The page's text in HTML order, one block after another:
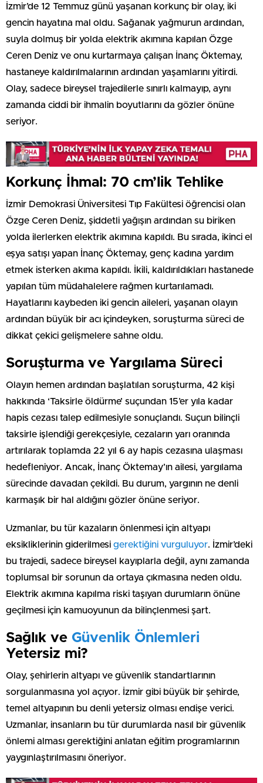
İzmir’de 12 Temmuz günü yaşanan korkunç bir olay, iki
gencin hayatına mal oldu. Sağanak yağmurun ardından,
suyla dolmuş bir yolda elektrik akımına kapılan Özge
Ceren Deniz ve onu kurtarmaya çalışan İnanç Öktemay,
hastaneye kaldırılmalarının ardından yaşamlarını yitirdi.
Olay, sadece bireysel trajedilerle sınırlı kalmayıp, aynı
zamanda ciddi bir ihmalin boyutlarını da gözler önüne
seriyor.
Korkunç İhmal: 70 cm’lik Tehlike
İzmir Demokrasi Üniversitesi Tıp Fakültesi öğrencisi olan
Özge Ceren Deniz, şiddetli yağışın ardından su biriken
yolda ilerlerken elektrik akımına kapıldı. Bu sırada, ikinci el
eşya satışı yapan İnanç Öktemay, genç kadına yardım
etmek isterken akıma kapıldı. İkili, kaldırıldıkları hastanede
yapılan tüm müdahalelere rağmen kurtarılamadı.
Hayatlarını kaybeden iki gencin aileleri, yaşanan olayın
ardından büyük bir acı içindeyken, soruşturma süreci de
dikkat çekici gelişmelere sahne oldu.
Soruşturma ve Yargılama Süreci
Olayın hemen ardından başlatılan soruşturma, 42 kişi
hakkında ‘Taksirle öldürme’ suçundan 15’er yıla kadar
hapis cezası talep edilmesiyle sonuçlandı. Suçun bilinçli
taksirle işlendiği gerekçesiyle, cezaların yarı oranında
artırılarak toplamda 22 yıl 6 ay hapis cezasına ulaşması
hedefleniyor. Ancak, İnanç Öktemay’ın ailesi, yargılama
sürecinde davadan çekildi. Bu durum, yargının ne denli
karmaşık bir hal aldığını gözler önüne seriyor.
Uzmanlar, bu tür kazaların önlenmesi için altyapı
eksikliklerinin giderilmesi gerektiğini vurguluyor. İzmir’deki
bu trajedi, sadece bireysel kayıplarla değil, aynı zamanda
toplumsal bir sorunun da ortaya çıkmasına neden oldu.
Elektrik akımına kapılma riski taşıyan durumların önüne
geçilmesi için kamuoyunun da bilinçlenmesi şart.
Sağlık ve Güvenlik Önlemleri
Yetersiz mi?
Olay, şehirlerin altyapı ve güvenlik standartlarının
sorgulanmasına yol açıyor. İzmir gibi büyük bir şehirde,
temel altyapının bu denli yetersiz olması endişe verici.
Uzmanlar, insanların bu tür durumlarda nasıl bir güvenlik
önlemi alması gerektiğini anlatan eğitim programlarının
yaygınlaştırılmasını öneriyor.